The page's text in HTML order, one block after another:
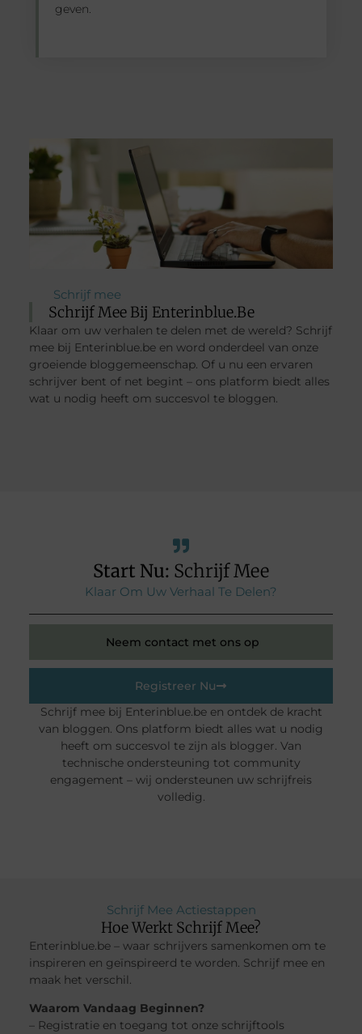
geven.
Schrijf mee
Schrijf Mee Bij Enterinblue.be
Klaar om uw verhalen te delen met de wereld? Schrijf
mee bij Enterinblue.be en word onderdeel van onze
groeiende bloggemeenschap. Of u nu een ervaren
schrijver bent of net begint – ons platform biedt alles
wat u nodig heeft om succesvol te bloggen.
Start Nu: Schrijf Mee
Klaar Om Uw Verhaal Te Delen?
Neem contact met ons op
Registreer Nu
Schrijf mee bij Enterinblue.be en ontdek de kracht
van bloggen. Ons platform biedt alles wat u nodig
heeft om succesvol te zijn als blogger. Van
technische ondersteuning tot community
engagement – wij ondersteunen uw schrijfreis
volledig.
Schrijf Mee Actiestappen
Hoe Werkt Schrijf Mee?
Enterinblue.be – waar schrijvers samenkomen om te
inspireren en geïnspireerd te worden. Schrijf mee en
maak het verschil.
Waarom Vandaag Beginnen?
– Registratie en toegang tot onze schrijftools